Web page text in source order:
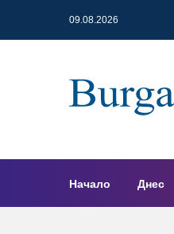
09.08.2026
Начало Днес